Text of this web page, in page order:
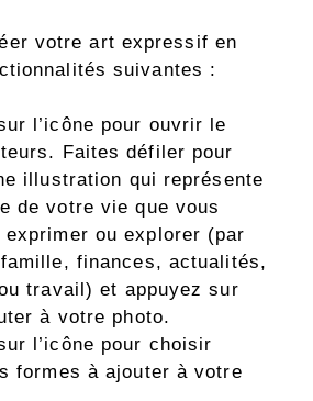
votre art expressif en
suivantes :
l’icône pour ouvrir le
Faites défiler pour
illustration qui représente
de votre vie que vous
exprimer ou explorer (par
finances, actualités,
travail) et appuyez sur
à votre photo.
l’icône pour choisir
formes à ajouter à votre